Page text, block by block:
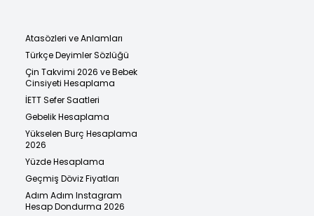
Atasözleri ve Anlamları
Türkçe Deyimler Sözlüğü
Çin Takvimi 2026 ve Bebek
Cinsiyeti Hesaplama
İETT Sefer Saatleri
Gebelik Hesaplama
Yükselen Burç Hesaplama
2026
Yüzde Hesaplama
Geçmiş Döviz Fiyatları
Adım Adım Instagram
Hesap Dondurma 2026